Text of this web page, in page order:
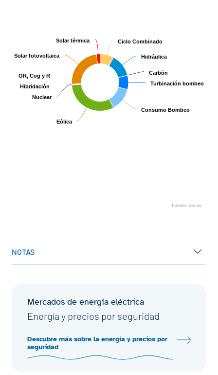
Ciclo Combinado
Ciclo Combinado
Hidráulica
Hidráulica
Carbón
Carbón
Turbinación bombeo
Turbinación bombeo
Consumo Bombeo
Consumo Bombeo
Eólica
Eólica
Nuclear
Nuclear
Hibridación
Hibridación
OR, Cog y R
OR, Cog y R
Solar fotovoltaica
Solar fotovoltaica
Solar térmica
Solar térmica
Fuente: ree.es
NOTAS
Mercados de energía eléctrica
Energía y precios por seguridad
Descubre más sobre la energía y precios por
seguridad